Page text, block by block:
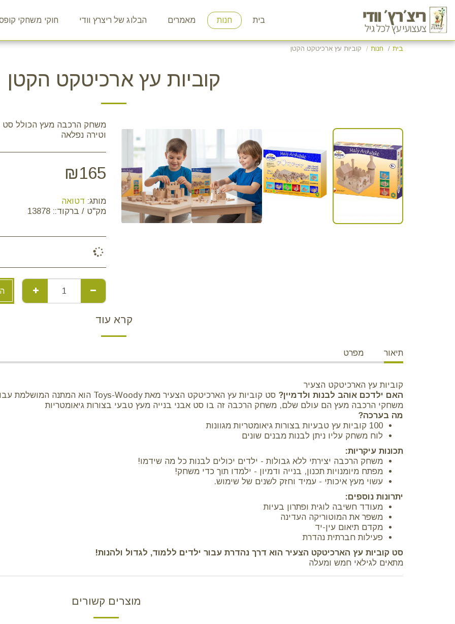
בית חנות מאמרים הבלוג של ריצרץ וודי חוקי משחקי
בית חנות קוביות עץ ארכיטקט הקטן
קוביות עץ ארכיטקט הקטן
משחק הרכבה מעץ הכולל סט
וטירה נפלאה
₪165
מותג: דטואה
מק"ט / ברקוד:: 13878
קרא עוד
תיאור מפרט
קוביות עץ הארכיטקט הצעיר
האם ילדכם אוהב לבנות ולדמיין? סט קוביות עץ הארכיטקט הצעיר מאת Toys-Woody הוא המתנה המושלמת עבורו!
משחקי הרכבה מעץ הם עולם שלם, משחק הרכבה זה בו סט אבני בנייה מעץ טבעי בצורות גיאומטריות
מה בערכה?
100 קוביות עץ טבעיות בצורות גיאומטריות מגוונות
לוח משחק עליו ניתן לבנות מבנים שונים
תכונות עיקריות:
משחק הרכבה יצירתי ללא גבולות - ילדים יכולים לבנות כל מה שידמו!
מפתח מיומנויות תכנון, בנייה ודמיון - ילמדו תוך כדי משחק!
עשוי מעץ איכותי - עמיד וחזק לשנים של שימוש.
יתרונות נוספים:
מעודד חשיבה לוגית ופתרון בעיות
משפר את המוטוריקה העדינה
מקדם תיאום עין-יד
פעילות חברתית נהדרת
סט קוביות עץ הארכיטקט הצעיר הוא דרך נהדרת עבור ילדים ללמוד, לגדול ולהנות!
מתאים לגילאי חמש ומעלה
מוצרים קשורים